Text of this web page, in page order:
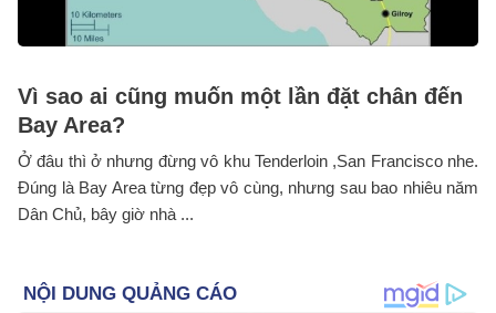
Vì sao ai cũng muốn một lần đặt chân đến
Bay Area?
Ở đâu thì ở nhưng đừng vô khu Tenderloin ,San Francisco nhe.
Đúng là Bay Area từng đẹp vô cùng, nhưng sau bao nhiêu năm
Dân Chủ, bây giờ nhà ...